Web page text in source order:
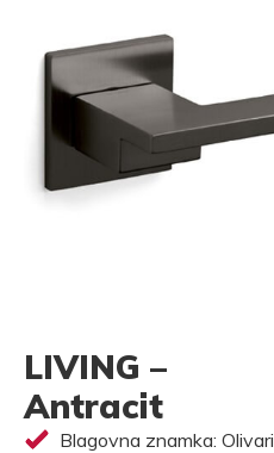
LIVING –
Antracit
Blagovna znamka: Olivari